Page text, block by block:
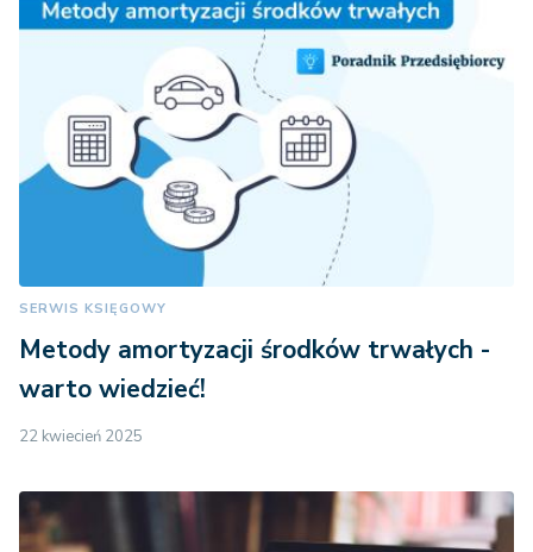
SERWIS KSIĘGOWY
Metody amortyzacji środków trwałych -
warto wiedzieć!
22 kwiecień 2025